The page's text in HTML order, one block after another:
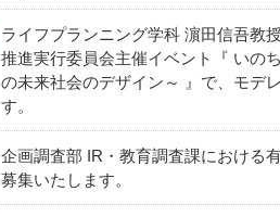
ライフプランニング学科 濵田信吾教
推進実行委員会主催イベント『 いの
の未来社会のデザイン～ 』で、モデ
す。
企画調査部 IR・教育調査課における
募集いたします。